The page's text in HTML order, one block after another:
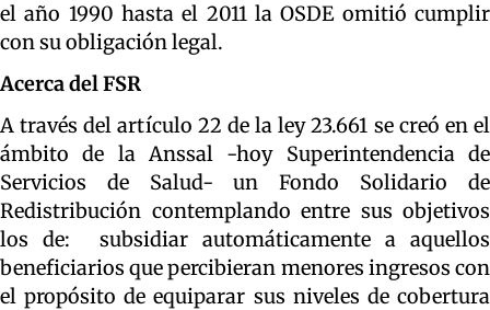
el año 1990 hasta el 2011 la OSDE omitió cumplir
con su obligación legal.
Acerca del FSR
A través del artículo 22 de la ley 23.661 se creó en el
ámbito de la Anssal -hoy Superintendencia de
Servicios de Salud- un Fondo Solidario de
Redistribución contemplando entre sus objetivos
los de: subsidiar automáticamente a aquellos
beneficiarios que percibieran menores ingresos con
el propósito de equiparar sus niveles de cobertura